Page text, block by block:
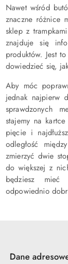
Nawet wśród
znaczne różnice
sklep z
znajduje się
produktów. Jest
dowiedzieć się,
Aby móc
jednak najpierw
sprawdzonych
stajemy na
pięcie i
odległość
zmierzyć dwie
do większej z
będziesz
odpowiednio
Dane